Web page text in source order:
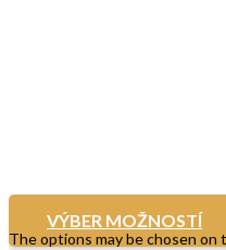
VÝBER MOŽNOSTÍ
The options may be chosen on